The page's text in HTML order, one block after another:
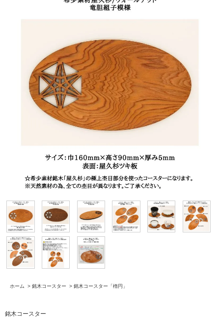
ホーム > 銘木コースター > 銘木コースター「楕円」
銘木コースター